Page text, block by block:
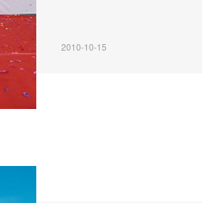
2010-10-15